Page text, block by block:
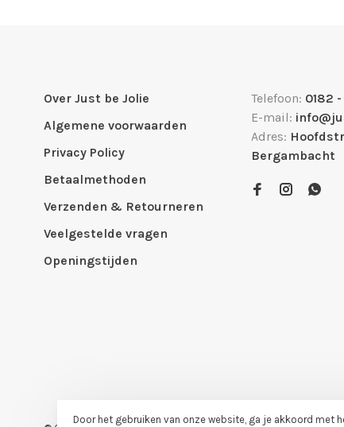
Over Just be Jolie
Algemene voorwaarden
Privacy Policy
Betaalmethoden
Verzenden & Retourneren
Veelgestelde vragen
Openingstijden
Telefoon: 0182
E-mail:
Adres:
Bergambacht
Door het gebruiken van onze website, ga je akkoord met